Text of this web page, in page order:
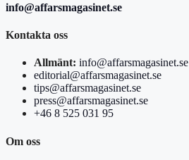
info@affarsmagasinet.se
Kontakta oss
Allmänt: info@affarsmagasinet.se
editorial@affarsmagasinet.se
tips@affarsmagasinet.se
press@affarsmagasinet.se
+46 8 525 031 95
Om oss